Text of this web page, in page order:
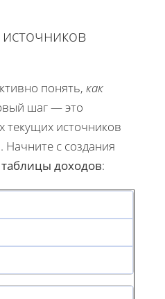
понять, как
шаг — это
текущих источников
Начните с создания
доходов: